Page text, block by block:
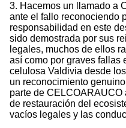
3. Hacemos un llamado a
ante el fallo reconociendo
responsabilidad en este
sido demostrada por sus
legales, muchos de ellos
así como por graves fallas
celulosa Valdivia desde
un reconocimiento
parte de
de restauración del
vacíos legales y las